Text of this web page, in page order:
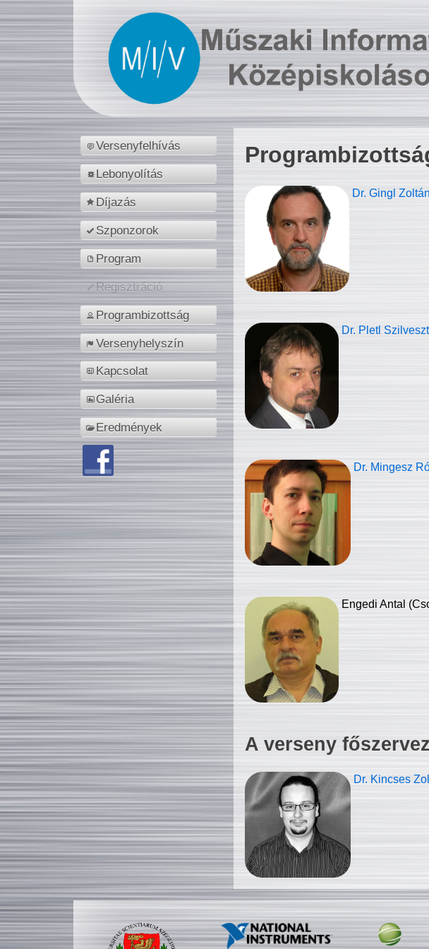
Versenyfelhívás
Lebonyolítás
Díjazás
Szponzorok
Program
Regisztráció
Programbizottság
Versenyhelyszín
Kapcsolat
Galéria
Eredmények
Dr. Gingl Zoltán
Dr. Pletl
Dr. Mingesz
Engedi Antal
A verseny
Dr. Kincses